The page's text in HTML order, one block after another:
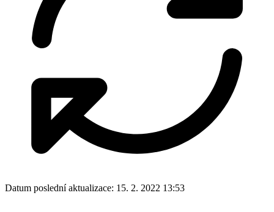
Datum poslední aktualizace: 15. 2. 2022 13:53